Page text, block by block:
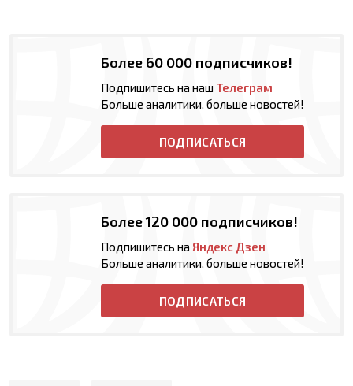
Более 60 000 подписчиков!
Подпишитесь на наш Телеграм
Больше аналитики, больше новостей!
ПОДПИСАТЬСЯ
Более 120 000 подписчиков!
Подпишитесь на Яндекс Дзен
Больше аналитики, больше новостей!
ПОДПИСАТЬСЯ